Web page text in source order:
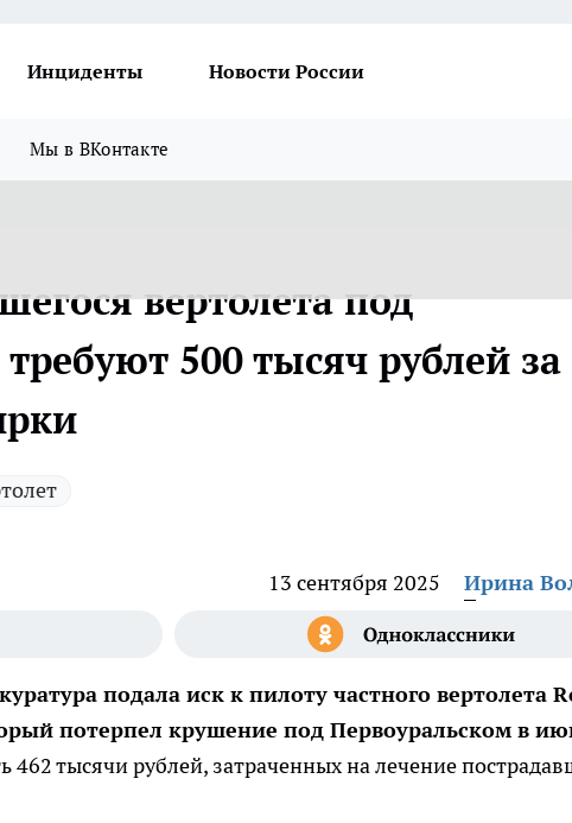
Инциденты Новости России
Мы в ВКонтакте
вертолета под
500 тысяч рублей за
13 сентября 2025 Ирина
подала иск к пилоту частного вертолета
потерпел крушение под Первоуральском в
462 тысячи рублей, затраченных на лечение